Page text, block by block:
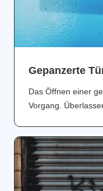
Gepanzerte
Das Öffnen einer
Vorgang.